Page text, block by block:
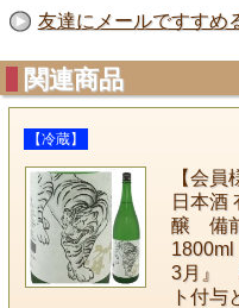
友達にメールですすめ
関連商品
【冷蔵】
【会
日本
醸 備
3月』 /
ト付